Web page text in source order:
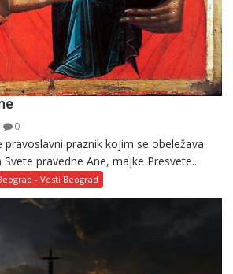
0
pravoslavni praznik kojim se obeležava
pravedne Ane, majke Presvete...
- Vesti Beograd